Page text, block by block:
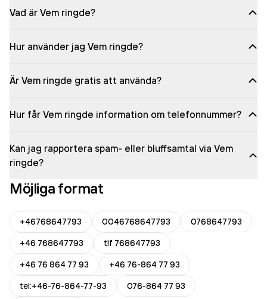
Vad är Vem ringde?
Hur använder jag Vem ringde?
Är Vem ringde gratis att använda?
Hur får Vem ringde information om telefonnummer?
Kan jag rapportera spam- eller bluffsamtal via Vem
ringde?
Möjliga format
+46768647793 0046768647793
0768647793
+46 768647793
tlf 768647793
+46 76 864 77 93
+46 76-864 77 93
tel:+46-76-864-77-93
076-864 77 93